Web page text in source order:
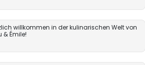
willkommen in der kulinarischen Welt von
& Émile!